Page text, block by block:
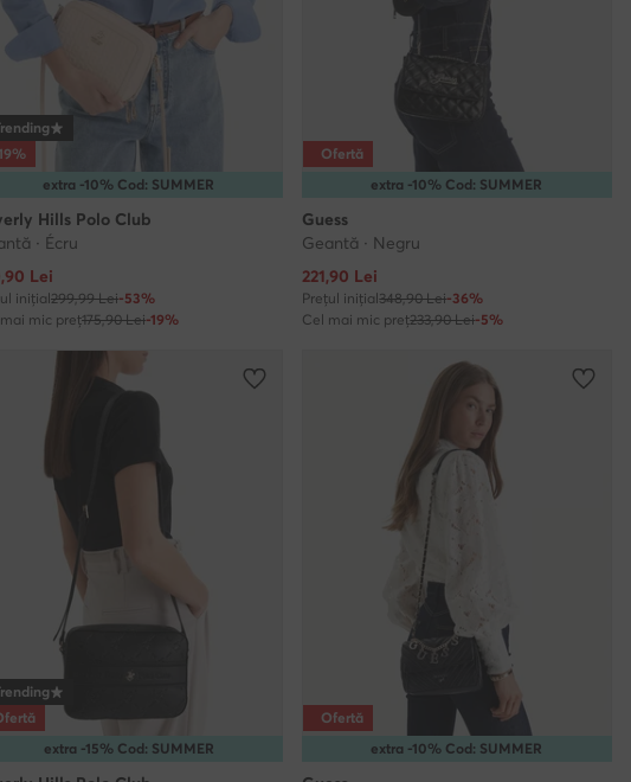
extra -10% Cod: SUMMER
Hills Polo Club
· Écru
actual
Lei
inițial299,99 Lei-53%
mic preț175,90 Lei-19%
extra -10% Cod: SUMMER
Ofertă
Guess
Geantă · Negru
Prețul actual
221,90 Lei
Prețul inițial348,90 Lei-36%
Cel mai mic preț233,90 Lei-5%
extra -15% Cod: SUMMER extra -10% Cod: SUMMER
Ofertă